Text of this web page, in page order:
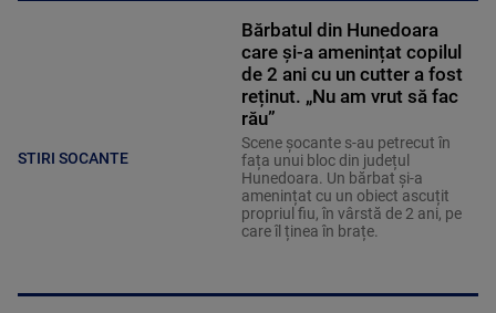
STIRI SOCANTE
Bărbatul din Hunedoara
care și-a amenințat copilul
de 2 ani cu un cutter a fost
reținut. „Nu am vrut să fac
rău”
Scene șocante s-au petrecut în
fața unui bloc din județul
Hunedoara. Un bărbat și-a
amenințat cu un obiect ascuțit
propriul fiu, în vârstă de 2 ani, pe
care îl ținea în brațe.